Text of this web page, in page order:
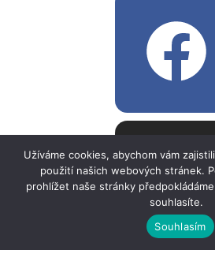
Užíváme cookies, abychom vám
použití našich webových stránek.
prohlížet naše stránky
souhlasíte.
Souhlasím